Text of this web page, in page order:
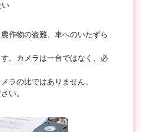
い
作物の盗難、車へのいたずら
。カメラは一台ではなく、必
ラの比ではありません。
い。